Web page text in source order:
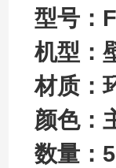
型号：
机型：
材质：
颜色：
数量：